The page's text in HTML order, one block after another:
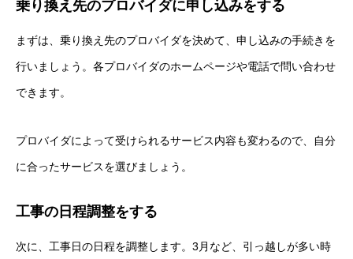
乗り換え先のプロバイダに申し込みをする
まずは、乗り換え先のプロバイダを決めて、申し込みの手続きを
行いましょう。各プロバイダのホームページや電話で問い合わせ
できます。
プロバイダによって受けられるサービス内容も変わるので、自分
に合ったサービスを選びましょう。
工事の日程調整をする
次に、工事日の日程を調整します。3月など、引っ越しが多い時